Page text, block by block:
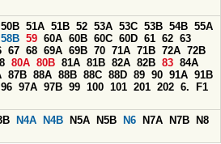
50B 51A 51B 52 53A 53C 53B 54B 55A
58B 59 60A 60B 60C 60D 61 62 63
67 68 69A 69B 70 71A 71B 72A 72B
80A 80B 81A 81B 82A 82B 83 84A
87B 88A 88B 88C 88D 89 90 91A 91B
96 97A 97B 99 100 101 201 202 6.
F1
N4A N4B N5A N5B N6 N7A N7B
N8